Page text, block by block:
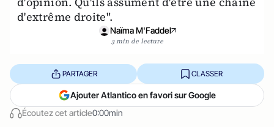
d'extrême droite".
Naïma M'Faddel
3 min de lecture
Écoutez cet article0:00min
PARTAGER CLASSER
Ajouter Atlantico en favori sur Google